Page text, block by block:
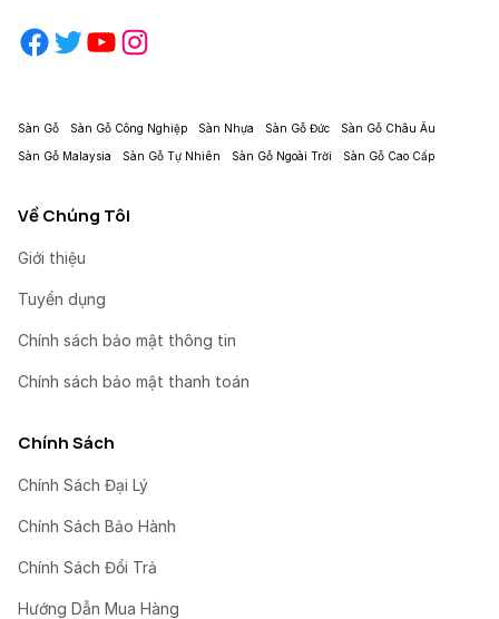
Facebook Twitter YouTube Instagram
Sàn Gỗ Sàn Gỗ Công Nghiệp Sàn Nhựa Sàn Gỗ Đức Sàn Gỗ Châu Âu
Sàn Gỗ Malaysia Sàn Gỗ Tự Nhiên Sàn Gỗ Ngoài Trời Sàn Gỗ Cao Cấp
Về Chúng Tôi
Giới thiệu
Tuyển dụng
Chính sách bảo mật thông tin
Chính sách bảo mật thanh toán
Chính Sách
Chính Sách Đại Lý
Chính Sách Bảo Hành
Chính Sách Đổi Trả
Hướng Dẫn Mua Hàng